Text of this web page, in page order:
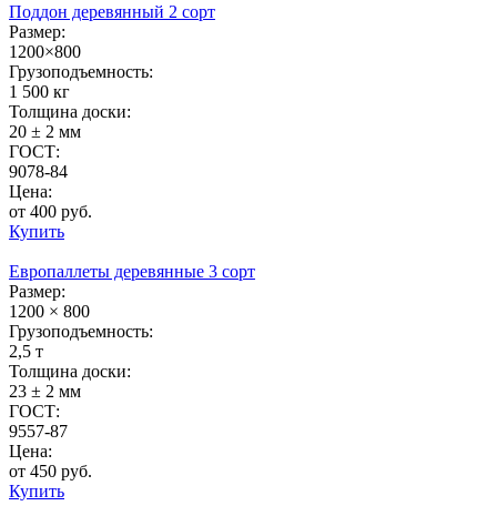
Поддон деревянный 2 сорт
Размер:
1200×800
Грузоподъемность:
1 500 кг
Толщина доски:
20 ± 2 мм
ГОСТ:
9078-84
Цена:
от 400 руб.
Купить
Европаллеты деревянные 3 сорт
Размер:
1200 × 800
Грузоподъемность:
2,5 т
Толщина доски:
23 ± 2 мм
ГОСТ:
9557-87
Цена:
от 450 руб.
Купить